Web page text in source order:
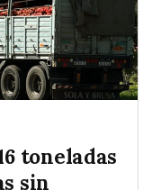
toneladas
sin